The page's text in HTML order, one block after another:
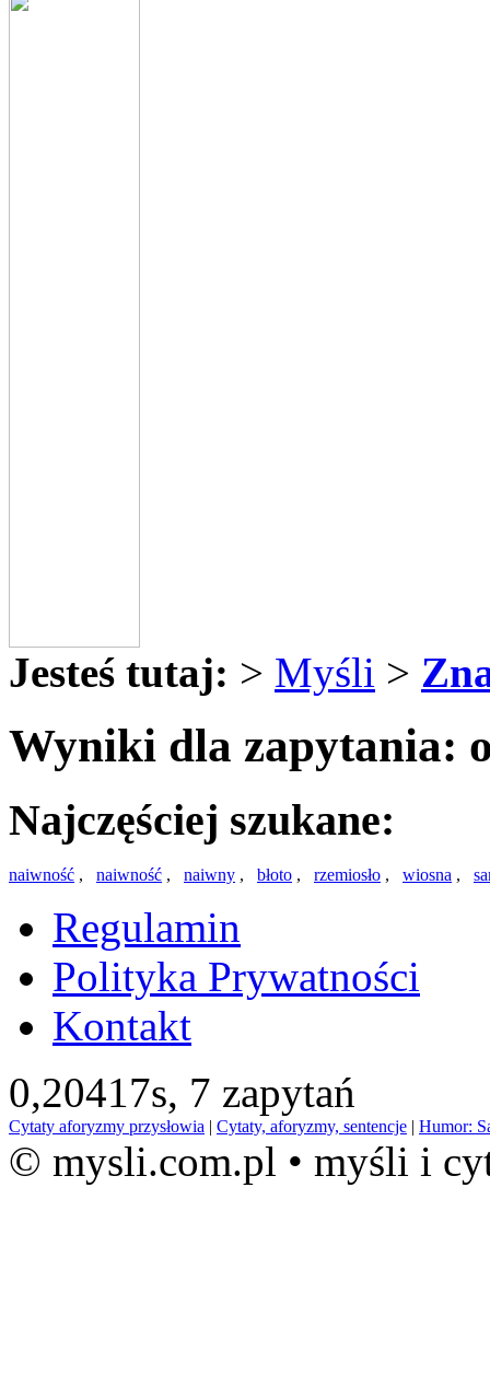
Jesteś tutaj: > Myśli >
Wyniki dla zapytania:
Najczęściej szukane:
naiwność , naiwność , naiwny , błoto , rzemiosło , wiosna ,
Regulamin
Polityka Prywatności
Kontakt
0,20417s, 7 zapytań
Cytaty aforyzmy przysłowia | Cytaty, aforyzmy, sentencje | Humor:
© mysli.com.pl • myśli i